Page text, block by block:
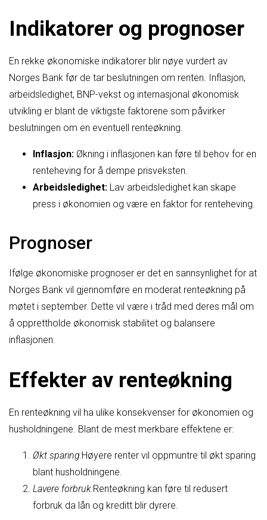
Indikatorer og prognoser
En rekke økonomiske indikatorer blir nøye vurdert av
Norges Bank før de tar beslutningen om renten. Inflasjon,
arbeidsledighet, BNP-vekst og internasjonal økonomisk
utvikling er blant de viktigste faktorene som påvirker
beslutningen om en eventuell renteøkning.
Inflasjon: Økning i inflasjonen kan føre til behov for en
renteheving for å dempe prisveksten.
Arbeidsledighet: Lav arbeidsledighet kan skape
press i økonomien og være en faktor for renteheving.
Prognoser
Ifølge økonomiske prognoser er det en sannsynlighet for at
Norges Bank vil gjennomføre en moderat renteøkning på
møtet i september. Dette vil være i tråd med deres mål om
å opprettholde økonomisk stabilitet og balansere
inflasjonen.
Effekter av renteøkning
En renteøkning vil ha ulike konsekvenser for økonomien og
husholdningene. Blant de mest merkbare effektene er:
Økt sparing:Høyere renter vil oppmuntre til økt sparing
blant husholdningene.
Lavere forbruk:Renteøkning kan føre til redusert
forbruk da lån og kreditt blir dyrere.